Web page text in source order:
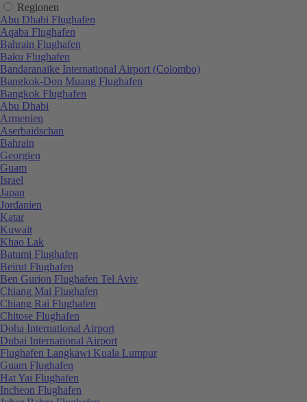
Regionen
Abu Dhabi Flughafen
Aqaba Flughafen
Bahrain Flughafen
Baku Flughafen
Bandaranaike International Airport (Colombo)
Bangkok-Don Muang Flughafen
Bangkok Flughafen
Abu Dhabi
Armenien
Aserbaidschan
Bahrain
Georgien
Guam
Israel
Japan
Jordanien
Katar
Kuwait
Khao Lak
Batumi Flughafen
Beirut Flughafen
Ben Gurion Flughafen Tel Aviv
Chiang Mai Flughafen
Chiang Rai Flughafen
Chitose Flughafen
Doha International Airport
Dubai International Airport
Flughafen Langkawi Kuala Lumpur
Guam Flughafen
Hat Yai Flughafen
Incheon Flughafen